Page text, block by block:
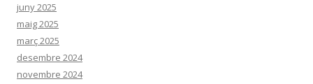
juny 2025
maig 2025
març 2025
desembre 2024
novembre 2024